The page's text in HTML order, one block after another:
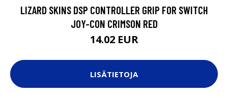
LIZARD SKINS DSP CONTROLLER GRIP FOR SWITCH
JOY-CON CRIMSON RED
14.02 EUR
LISÄTIETOJA